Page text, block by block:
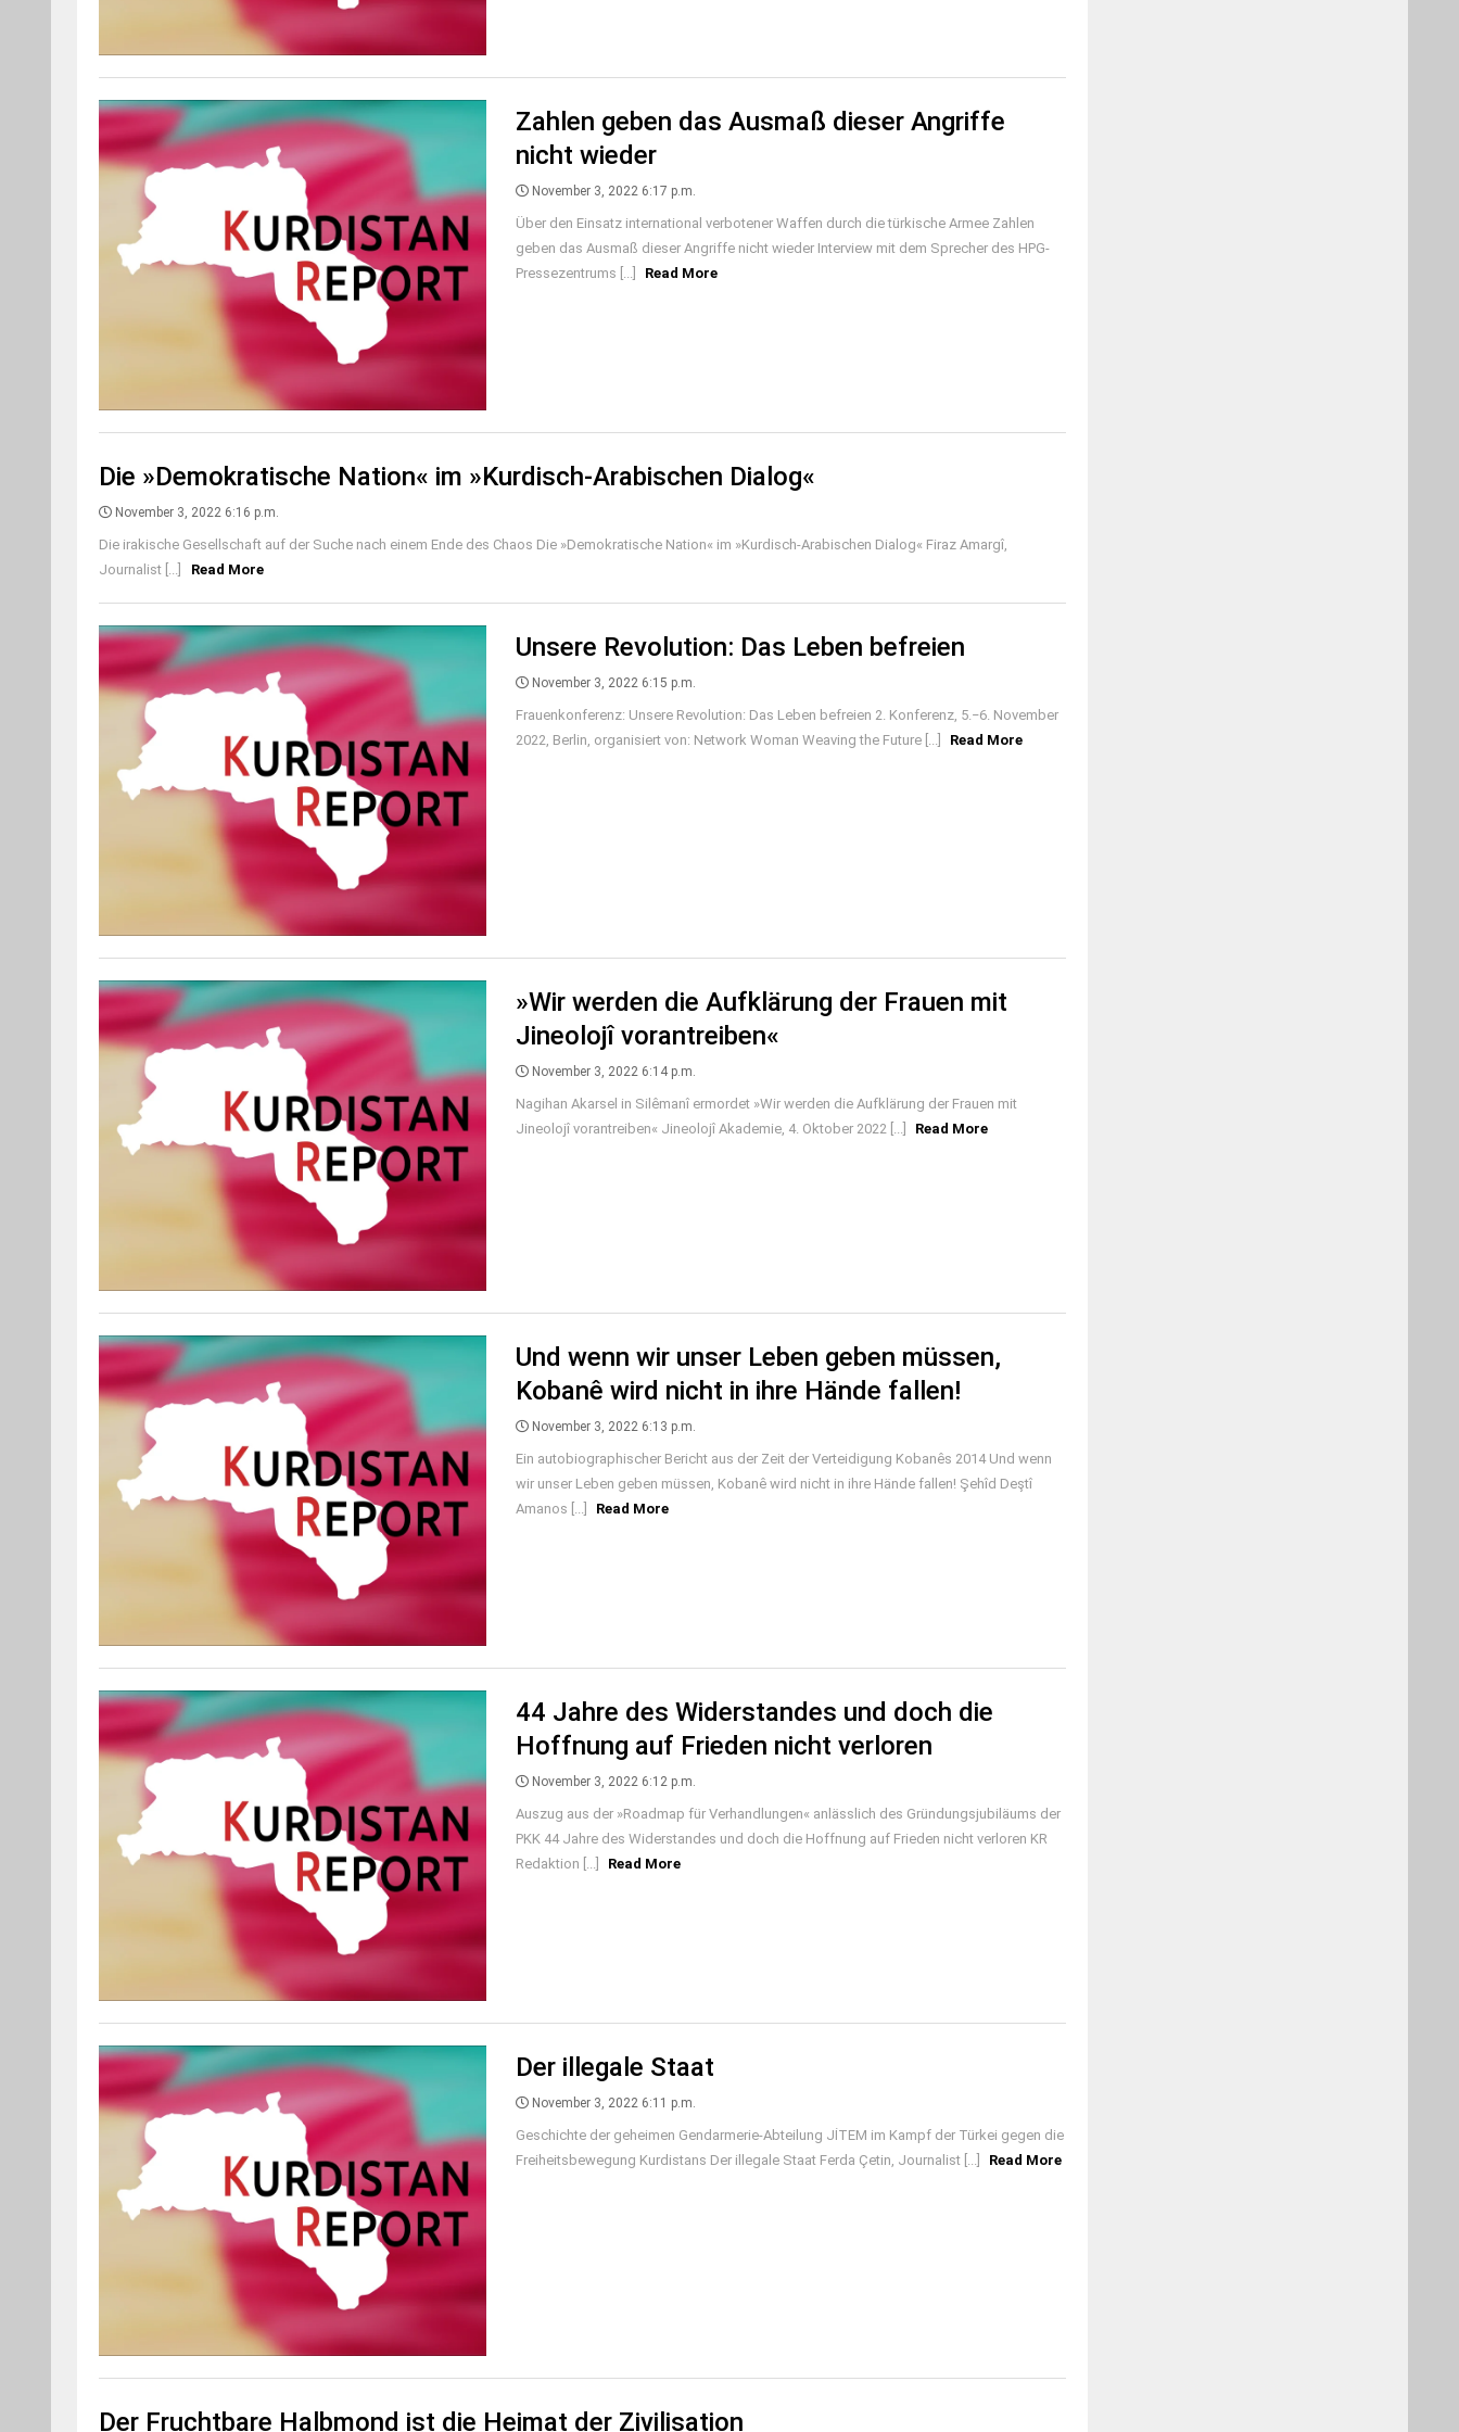
Zahlen geben das Ausmaß dieser Angriffe
nicht wieder
November 3, 2022 6:17 p.m.
Über den Einsatz international verbotener Waffen durch die türkische Armee Zahlen
geben das Ausmaß dieser Angriffe nicht wieder Interview mit dem Sprecher des HPG-
Pressezentrums [...]
Read More
Die »Demokratische Nation« im »Kurdisch-Arabischen Dialog«
November 3, 2022 6:16 p.m.
Die irakische Gesellschaft auf der Suche nach einem Ende des Chaos Die »Demokratische Nation« im »Kurdisch-Arabischen Dialog« Firaz Amargî,
Journalist [...]
Read More
Unsere Revolution: Das Leben befreien
November 3, 2022 6:15 p.m.
Frauenkonferenz: Unsere Revolution: Das Leben befreien 2. Konferenz, 5.‒6. November
2022, Berlin, organisiert von: Network Woman Weaving the Future [...]
Read More
»Wir werden die Aufklärung der Frauen mit
Jineolojî vorantreiben«
November 3, 2022 6:14 p.m.
Nagihan Akarsel in Silêmanî ermordet »Wir werden die Aufklärung der Frauen mit
Jineolojî vorantreiben« Jineolojî Akademie, 4. Oktober 2022 [...]
Read More
Und wenn wir unser Leben geben müssen,
Kobanê wird nicht in ihre Hände fallen!
November 3, 2022 6:13 p.m.
Ein autobiographischer Bericht aus der Zeit der Verteidigung Kobanês 2014 Und wenn
wir unser Leben geben müssen, Kobanê wird nicht in ihre Hände fallen! Şehîd Deştî
Amanos [...]
Read More
44 Jahre des Widerstandes und doch die
Hoffnung auf Frieden nicht verloren
November 3, 2022 6:12 p.m.
Auszug aus der »Roadmap für Verhandlungen« anlässlich des Gründungsjubiläums der
PKK 44 Jahre des Widerstandes und doch die Hoffnung auf Frieden nicht verloren KR
Redaktion [...]
Read More
Der illegale Staat
November 3, 2022 6:11 p.m.
Geschichte der geheimen Gendarmerie-Abteilung JİTEM im Kampf der Türkei gegen die
Freiheitsbewegung Kurdistans Der illegale Staat Ferda Çetin, Journalist [...]
Read More
Der Fruchtbare Halbmond ist die Heimat der Zivilisation